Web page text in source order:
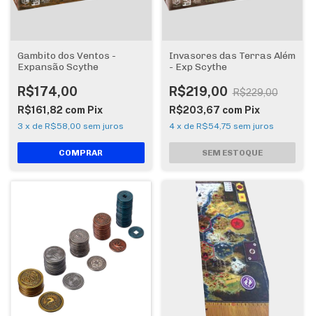
Gambito dos Ventos -
Expansão Scythe
R$174,00
R$161,82 com Pix
3 x de R$58,00 sem juros
Invasores das Terras Além
- Exp Scythe
R$219,00 R$229,00
R$203,67 com Pix
4 x de R$54,75 sem juros